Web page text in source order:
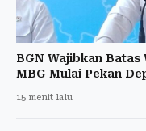
BGN Wajibkan
MBG Mulai Pekan
15 menit lalu